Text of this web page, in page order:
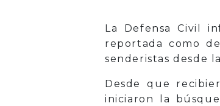
La Defensa Civil
reportada como
senderistas desde
Desde que
iniciaron la